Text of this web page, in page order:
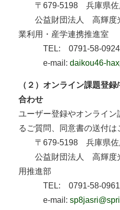
〒679-5198 兵庫県佐
公益財団法人 高輝度
業利用・産学連携推進室
TEL: 0791-58-0924
e-mail: daikou46-
（２）オンライン課題登
合わせ
ユーザー登録やオンライ
るご質問、同意書の送付は
〒679-5198 兵庫県佐
公益財団法人 高輝度
用推進部
TEL: 0791-58-0961
e-mail: